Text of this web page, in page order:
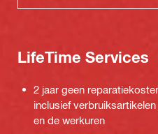
LifeTime Services
2 jaar geen
inclusief
en de werkuren